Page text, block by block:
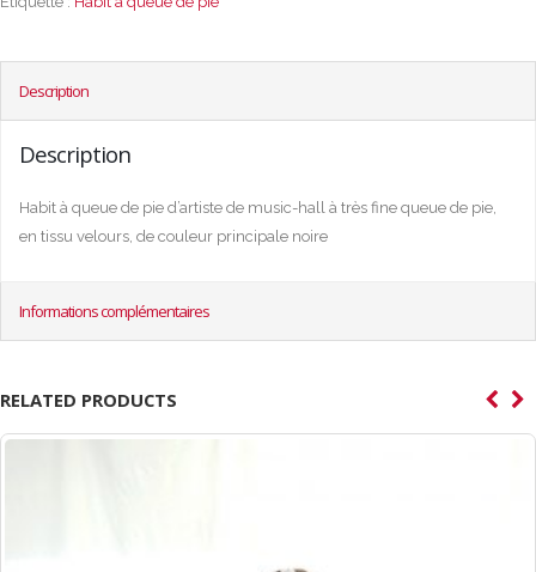
Description
Description
Habit à queue de pie d’artiste de music-hall à très fine queue de pie,
en tissu velours, de couleur principale noire
Informations complémentaires
RELATED PRODUCTS